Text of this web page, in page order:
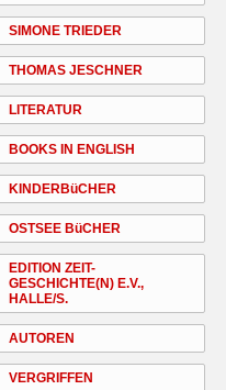
SIMONE TRIEDER
THOMAS JESCHNER
LITERATUR
BOOKS IN ENGLISH
KINDERBüCHER
OSTSEE BüCHER
EDITION ZEIT-
GESCHICHTE(N) E.V.,
HALLE/S.
AUTOREN
VERGRIFFEN